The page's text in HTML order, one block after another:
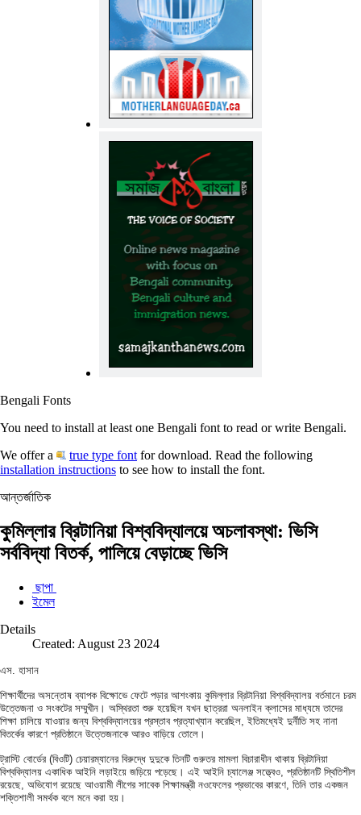
Bengali Fonts
You need to install at least one Bengali font to read or write Bengali.
We offer a
true type font for download. Read the following
installation instructions to see how to install the font.
আন্তর্জাতিক
কুমিল্লার ব্রিটানিয়া বিশ্ববিদ্যালয়ে অচলাবস্থা: ভিসি
সর্ববিদ্যা বিতর্ক, পালিয়ে বেড়াচ্ছে ভিসি
ছাপা
ইমেল
Details
Created: August 23 2024
এস. হাসান
শিক্ষার্থীদের অসন্তোষ ব্যাপক বিক্ষোভে ফেটে পড়ার আশংকায় কুমিল্লার ব্রিটানিয়া বিশ্ববিদ্যালয় বর্তমানে চরম
উত্তেজনা ও সংকটের সম্মুখীন। অস্থিরতা শুরু হয়েছিল যখন ছাত্ররা অনলাইন ক্লাসের মাধ্যমে তাদের
শিক্ষা চালিয়ে যাওয়ার জন্য বিশ্ববিদ্যালয়ের প্রস্তাব প্রত্যাখ্যান করেছিল, ইতিমধ্যেই দুর্নীতি সহ নানা
বিতর্কের কারণে প্রতিষ্ঠানে উত্তেজনাকে আরও বাড়িয়ে তোলে।
ট্রাস্টি বোর্ডের (বিওটি) চেয়ারম্যানের বিরুদ্ধে দুদুকে তিনটি গুরুতর মামলা বিচারাধীন থাকায় ব্রিটানিয়া
বিশ্ববিদ্যালয় একাধিক আইনি লড়াইয়ে জড়িয়ে পড়েছে। এই আইনি চ্যালেঞ্জ সত্ত্বেও, প্রতিষ্ঠানটি স্থিতিশীল
রয়েছে, অভিযোগ রয়েছে আওয়ামী লীগের সাবেক শিক্ষামন্ত্রী নওফেলের প্রভাবের কারণে, তিনি তার একজন
শক্তিশালী সমর্থক বলে মনে করা হয়।